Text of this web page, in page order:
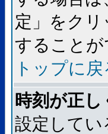
定」をク
することが
トップに戻
時刻が正し
設定して